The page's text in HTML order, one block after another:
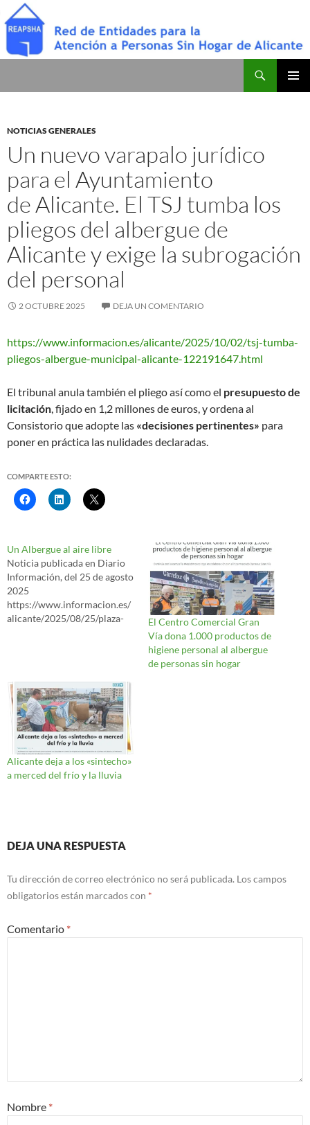
Saltar
al
contenido
NOTICIAS GENERALES
Un nuevo varapalo jurídico
para el Ayuntamiento
de Alicante. El TSJ tumba los
pliegos del albergue de
Alicante y exige la subrogación
del personal
2 OCTUBRE 2025 DEJA UN COMENTARIO
https://www.informacion.es/alicante/2025/10/02/tsj-tumba-
pliegos-albergue-municipal-alicante-122191647.html
El tribunal anula también el pliego así como el presupuesto de
licitación, fijado en 1,2 millones de euros, y ordena al
Consistorio que adopte las «decisiones pertinentes» para
poner en práctica las nulidades declaradas.
COMPARTE ESTO:
Un Albergue al aire libre
Noticia publicada en Diario
Información, del 25 de agosto
2025
https://www.informacion.es/
alicante/2025/08/25/plaza-
expuesta en el diario
Información de Alicante, en
que se encuentran numerosas
personas sin hogar, que se
ven, a falta de recursos de
alojamiento especializado, a
pernoctar en las calles de la…
El Centro Comercial Gran
Vía dona 1.000 productos de
higiene personal al albergue
de personas sin hogar
Alicante deja a los «sintecho»
a merced del frío y la lluvia
Navegación
de
entradas
DEJA UNA RESPUESTA
Tu dirección de correo electrónico no será publicada. Los campos
obligatorios están marcados con *
Comentario *
Nombre *